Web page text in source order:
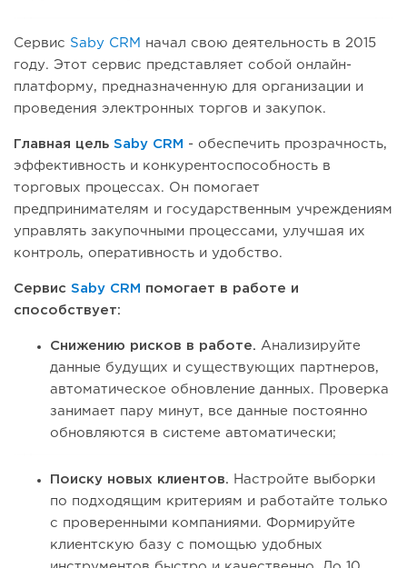
Сервис Saby CRM
начал свою деятельность в 2015
году. Этот сервис представляет собой онлайн-
платформу, предназначенную для организации и
проведения электронных торгов и закупок.
Главная цель Saby CRM
- обеспечить прозрачность,
эффективность и конкурентоспособность в
торговых процессах. Он помогает
предпринимателям и государственным учреждениям
управлять закупочными процессами, улучшая их
контроль, оперативность и удобство.
Сервис Saby CRM
помогает в работе и
способствует:
Снижению рисков в работе. Анализируйте
данные будущих и существующих партнеров,
автоматическое обновление данных. Проверка
занимает пару минут, все данные постоянно
обновляются в системе автоматически;
Поиску новых клиентов.
Настройте выборки
по подходящим критериям и работайте только
с проверенными компаниями. Формируйте
клиентскую базу с помощью удобных